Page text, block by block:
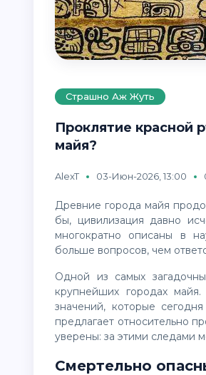
Страшно Аж Жуть
Проклятие красной
майя?
AlexT 03-Июн-2026, 13:00
Древние города майя продолжают удивлять археологов даже спустя столетия исследований. Казалось
бы, цивилизация давно
многократно описаны в
больше вопросов, чем
Одной из самых загадочных тайн остаётся необычайно высокий уровень ртутного загрязнения в
крупнейших городах
значений, которые
предлагает относительно
уверены: за этими следами
Смертельно